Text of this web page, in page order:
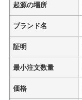
起源の場所
ブランド名
証明
最小注文数量
価格